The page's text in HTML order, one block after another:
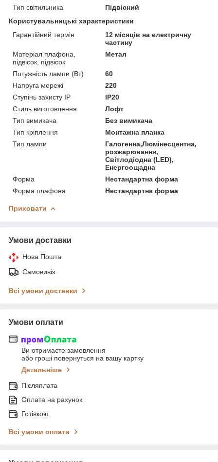
Тип світильника
Підвісний
Користувальницькі характеристики
Гарантійний термін
12 місяців на електричну
частину
Матеріал плафона,
підвісок, підвісок
Метал
Потужність лампи (Вт)
60
Напруга мережі
220
Ступінь захисту IP
IP20
Стиль виготовлення
Лофт
Тип вимикача
Без вимикача
Тип кріплення
Монтажна планка
Тип лампи
Галогенна,Люмінесцентна,
розжарювання,
Світлодіодна (LED),
Енергоощадна
Форма
Нестандартна форма
Форма плафона
Нестандартна форма
Приховати
Умови доставки
Нова Пошта
Самовивіз
Всі умови доставки
Умови оплати
Ви отримаєте замовлення
або гроші повернуться на вашу картку
Детальніше
Післяплата
Оплата на рахунок
Готівкою
Всі умови оплати